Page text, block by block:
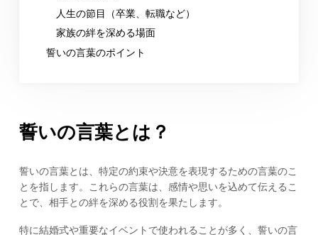
人生の節目（卒業、転職など）
家族の絆を深める場面
誓いの言葉のポイント
誓いの言葉とは？
誓いの言葉とは、特定の約束や決意を表現するための言葉のこ
とを指します。これらの言葉は、感情や思いを込めて伝えるこ
とで、相手との絆を深める役割を果たします。
特に結婚式や重要なイベントで使われることが多く、誓いの言